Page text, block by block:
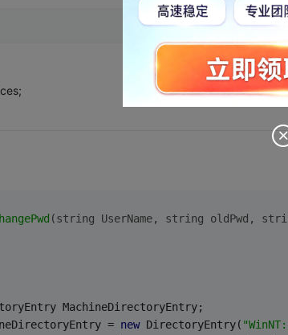
(string UserName, string oldPwd,
MachineDirectoryEntry;
=
new DirectoryEntry(